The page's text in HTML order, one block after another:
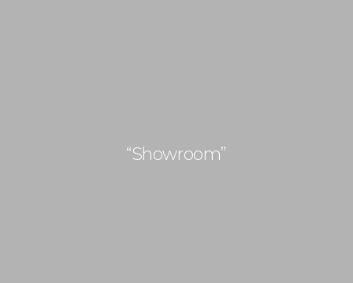
“Showroom”